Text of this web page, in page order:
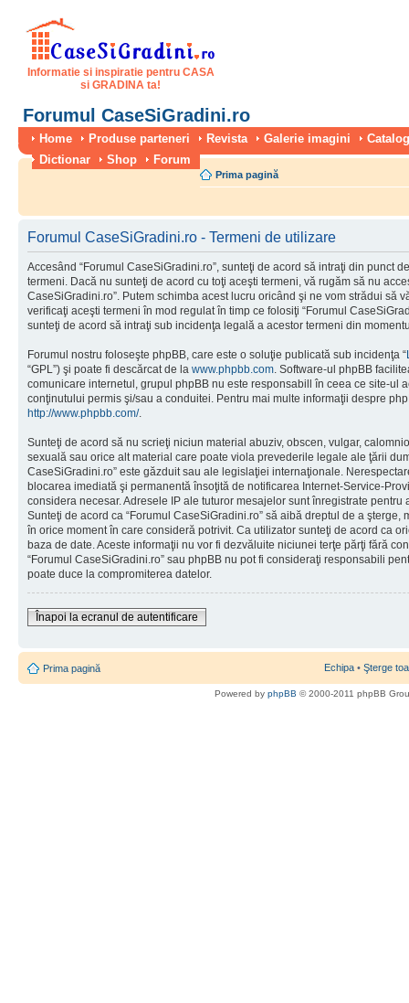
Informatie si inspiratie pentru CASA
si GRADINA ta!
Forumul CaseSiGradini.ro
Home Produse parteneri Revista Galerie imagini
Dictionar
Shop Forum
Prima pagină
Forumul CaseSiGradini.ro - Termeni de utilizare
Accesând “Forumul CaseSiGradini.ro”, sunteţi de acord să intraţi din punct
termeni. Dacă nu sunteţi de acord cu toţi aceşti termeni, vă rugăm să nu
CaseSiGradini.ro”. Putem schimba acest lucru oricând şi ne vom strădui să
verificaţi aceşti termeni în mod regulat în timp ce folosiţi “Forumul
sunteţi de acord să intraţi sub incidenţa legală a acestor termeni din
Forumul nostru foloseşte phpBB, care este o soluţie publicată sub incidenţa “
“GPL”) şi poate fi descărcat de la www.phpbb.com. Software-ul phpBB
comunicare internetul, grupul phpBB nu este responsabill în ceea ce site-ul
conţinutului permis şi/sau a conduitei. Pentru mai multe informaţii despre
http://www.phpbb.com/.
Sunteţi de acord să nu scrieţi niciun material abuziv, obscen, vulgar,
sexuală sau orice alt material care poate viola prevederile legale ale ţării
CaseSiGradini.ro” este găzduit sau ale legislaţiei internaţionale.
blocarea imediată şi permanentă însoţită de notificarea Internet-Service-
considera necesar. Adresele IP ale tuturor mesajelor sunt înregistrate
Sunteţi de acord ca “Forumul CaseSiGradini.ro” să aibă dreptul de a
în orice moment în care consideră potrivit. Ca utilizator sunteţi de acord ca
baza de date. Aceste informaţii nu vor fi dezvăluite niciunei terţe părţi fără
“Forumul CaseSiGradini.ro” sau phpBB nu pot fi consideraţi responsabili
poate duce la compromiterea datelor.
Înapoi la ecranul de autentificare
Prima pagină Echipa • Şterge
Powered by phpBB © 2000-2011 phpBB